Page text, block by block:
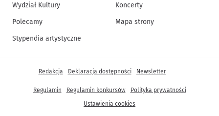
Wydział Kultury
Polecamy
Stypendia artystyczne
Koncerty
Mapa strony
Inne informacje
Redakcja Deklaracja dostępności Newsletter
Regulamin Regulamin konkursów
Polityka prywatności
Ustawienia cookies